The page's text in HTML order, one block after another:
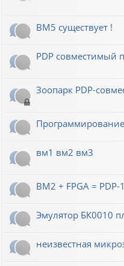
ВМ5 существует !
PDP совместимый
Зоопарк PDP-
вм1 вм2 вм3
ВМ2 + FPGA = PDP-
Эмулятор БК0010
неизвестная